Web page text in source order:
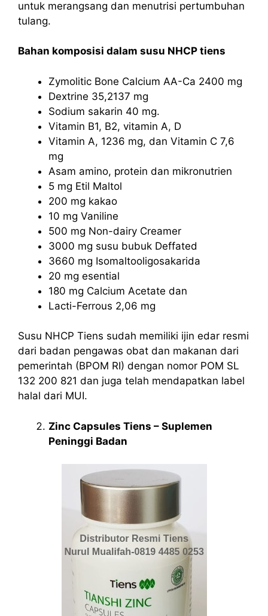
untuk merangsang dan menutrisi pertumbuhan
tulang.
Bahan komposisi dalam susu NHCP tiens
Zymolitic Bone Calcium AA-Ca 2400 mg
Dextrine 35,2137 mg
Sodium sakarin 40 mg.
Vitamin B1, B2, vitamin A, D
Vitamin A, 1236 mg, dan Vitamin C 7,6
mg
Asam amino, protein dan mikronutrien
5 mg Etil Maltol
200 mg kakao
10 mg Vaniline
500 mg Non-dairy Creamer
3000 mg susu bubuk Deffated
3660 mg Isomaltooligosakarida
20 mg esential
180 mg Calcium Acetate dan
Lacti-Ferrous 2,06 mg
Susu NHCP Tiens sudah memiliki ijin edar resmi
dari badan pengawas obat dan makanan dari
pemerintah (BPOM RI) dengan nomor POM SL
132 200 821 dan juga telah mendapatkan label
halal dari MUI.
Zinc Capsules Tiens – Suplemen
Peninggi Badan